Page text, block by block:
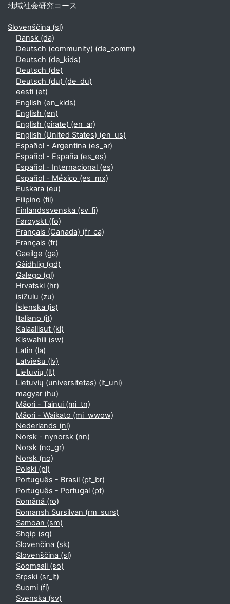
地域社会研究コース
Slovenščina ‎(sl)‎
Dansk ‎(da)‎
Deutsch (community) ‎(de_comm)‎
Deutsch ‎(de_kids)‎
Deutsch ‎(de)‎
Deutsch (du) ‎(de_du)‎
eesti ‎(et)‎
English ‎(en_kids)‎
English ‎(en)‎
English (pirate) ‎(en_ar)‎
English (United States) ‎(en_us)‎
Español - Argentina ‎(es_ar)‎
Español - España ‎(es_es)‎
Español - Internacional ‎(es)‎
Español - México ‎(es_mx)‎
Euskara ‎(eu)‎
Filipino ‎(fil)‎
Finlandssvenska ‎(sv_fi)‎
Føroyskt ‎(fo)‎
Français (Canada) ‎(fr_ca)‎
Français ‎(fr)‎
Gaeilge ‎(ga)‎
Gàidhlig ‎(gd)‎
Galego ‎(gl)‎
Hrvatski ‎(hr)‎
isiZulu ‎(zu)‎
Íslenska ‎(is)‎
Italiano ‎(it)‎
Kalaallisut ‎(kl)‎
Kiswahili ‎(sw)‎
Latin ‎(la)‎
Latviešu ‎(lv)‎
Lietuvių ‎(lt)‎
Lietuvių (universitetas) ‎(lt_uni)‎
magyar ‎(hu)‎
Māori - Tainui ‎(mi_tn)‎
Māori - Waikato ‎(mi_wwow)‎
Nederlands ‎(nl)‎
Norsk - nynorsk ‎(nn)‎
Norsk ‎(no_gr)‎
Norsk ‎(no)‎
Polski ‎(pl)‎
Português - Brasil ‎(pt_br)‎
Português - Portugal ‎(pt)‎
Română ‎(ro)‎
Romansh Sursilvan ‎(rm_surs)‎
Samoan ‎(sm)‎
Shqip ‎(sq)‎
Slovenčina ‎(sk)‎
Slovenščina ‎(sl)‎
Soomaali ‎(so)‎
Srpski ‎(sr_lt)‎
Suomi ‎(fi)‎
Svenska ‎(sv)‎